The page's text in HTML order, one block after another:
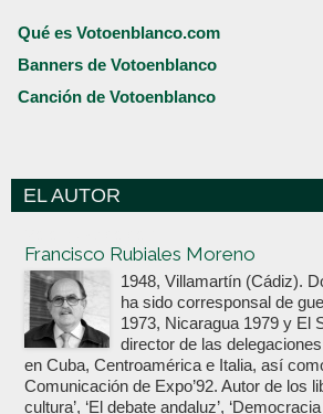
Qué es Votoenblanco.com
Banners de Votoenblanco
Canción de Votoenblanco
EL AUTOR
Francisco Rubiales Moreno
1948, Villamartín (Cádiz).
ha sido corresponsal de
1973, Nicaragua 1979 y El
director de las
en Cuba, Centroamérica e Italia, así
Comunicación de Expo’92. Autor de los
cultura’, ‘El debate andaluz’,